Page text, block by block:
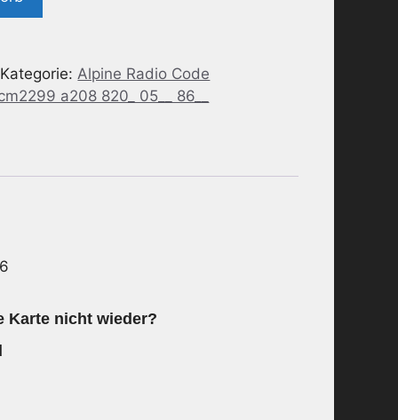
Kategorie: Alpine Radio Code
a208 820_ 05__ 86__
Karte nicht wieder?